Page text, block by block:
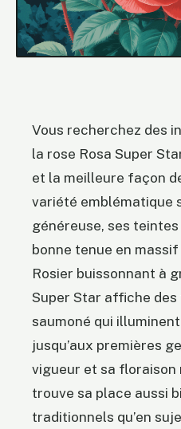
Vous recherchez des
la rose Rosa Super
et la meilleure façon
variété emblématique
généreuse, ses
bonne tenue en
Rosier buissonnant à
Super Star affiche
saumoné qui
jusqu’aux premières
vigueur et sa
trouve sa place aussi
traditionnels qu’en